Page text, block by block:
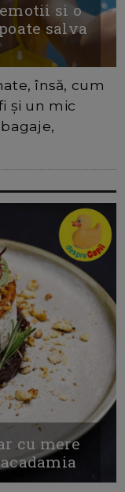
si o
salva
însă, cum
și un mic
cu mere